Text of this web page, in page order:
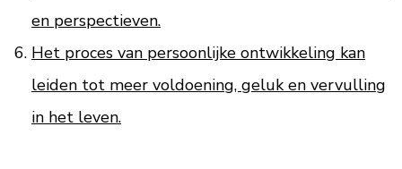
en perspectieven.
Het proces van persoonlijke ontwikkeling kan
leiden tot meer voldoening, geluk en vervulling
in het leven.